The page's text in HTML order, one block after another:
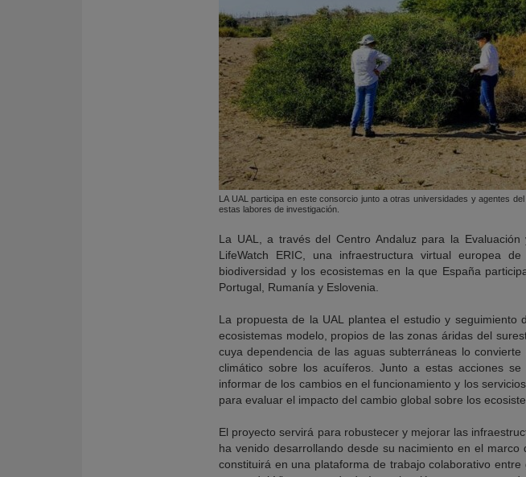
LA UAL participa en este consorcio junto a otras universidades y agentes
estas labores de investigación.
La UAL, a través del Centro Andaluz para la
LifeWatch ERIC, una infraestructura virtual europea
biodiversidad y los ecosistemas en la que España
Portugal, Rumanía y Eslovenia.
La propuesta de la UAL plantea el estudio y
ecosistemas modelo, propios de las zonas áridas del
cuya dependencia de las aguas subterráneas lo
climático sobre los acuíferos. Junto a estas acciones
informar de los cambios en el funcionamiento y los
para evaluar el impacto del cambio global sobre los
El proyecto servirá para robustecer y mejorar las
ha venido desarrollando desde su nacimiento en el marco
constituirá en una plataforma de trabajo colaborativo